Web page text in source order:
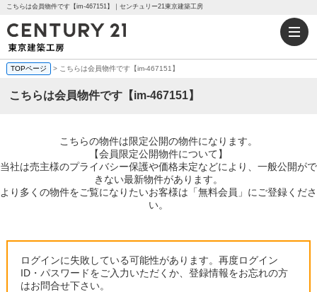
こちらは会員物件です【im-467151】｜センチュリー21東京建築工房
TOPページ > こちらは会員物件です【im-467151】
こちらは会員物件です【im-467151】
こちらの物件は限定公開の物件になります。
【会員限定公開物件について】
当社は売主様のプライバシー保護や価格未定などにより、一般公開がで
きない最新物件があります。
より多くの物件をご覧になりたいお客様は「無料会員」にご登録くださ
い。
ログインに失敗している可能性があります。再度ログイン
ID・パスワードをご入力いただくか、登録情報をお忘れの方
はお問合せ下さい。